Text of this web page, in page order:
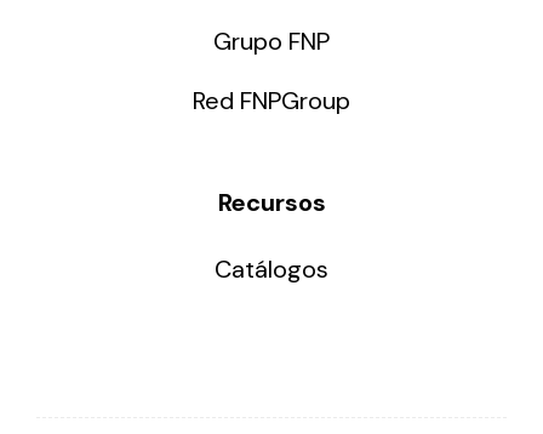
Grupo FNP
Red FNPGroup
Recursos
Catálogos